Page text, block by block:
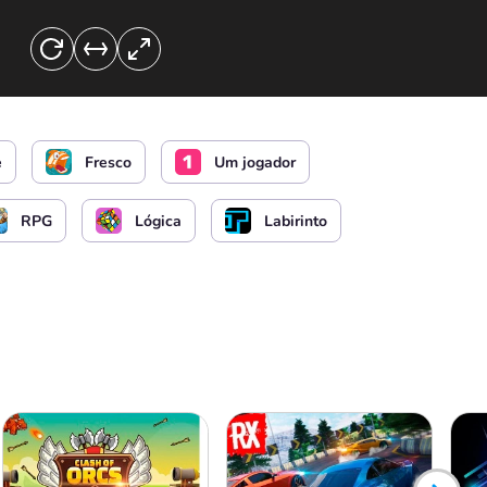
reinicialização
Fresco Um jogador
RPG Lógica Labirinto